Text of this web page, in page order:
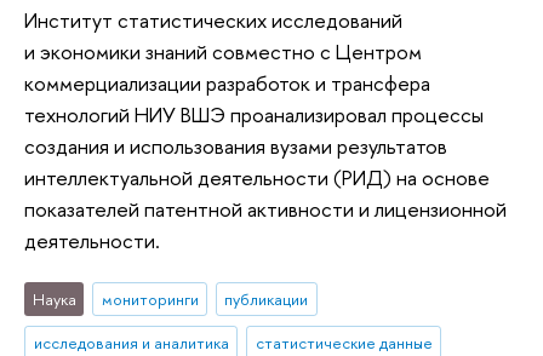
Институт статистических исследований
и экономики знаний совместно с Центром
коммерциализации разработок и трансфера
технологий НИУ ВШЭ проанализировал процессы
создания и использования вузами результатов
интеллектуальной деятельности (РИД) на основе
показателей патентной активности и лицензионной
деятельности.
Наука мониторинги
публикации
исследования и аналитика
статистические данные